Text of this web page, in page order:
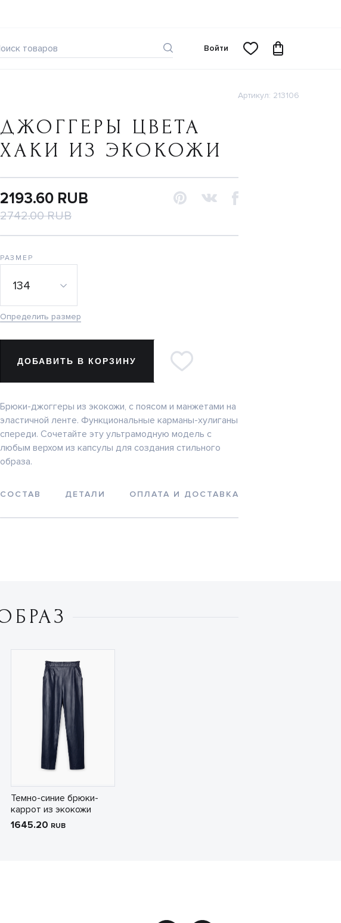
Войти
Артикул: 213106
ДЖОГГЕРЫ ЦВЕТА
ХАКИ ИЗ ЭКОКОЖИ
2193.60 RUB
2742.00 RUB
РАЗМЕР
134
Определить размер
ДОБАВИТЬ В КОРЗИНУ
Брюки-джоггеры из экокожи, с поясом и манжетами на
эластичной ленте. Функциональные карманы-хулиганы
спереди. Сочетайте эту ультрамодную модель с
любым верхом из капсулы для создания стильного
образа.
СОСТАВ ДЕТАЛИ ОПЛАТА И ДОСТАВКА
Темно-синие брюки-
каррот из экокожи
1645.20 RUB